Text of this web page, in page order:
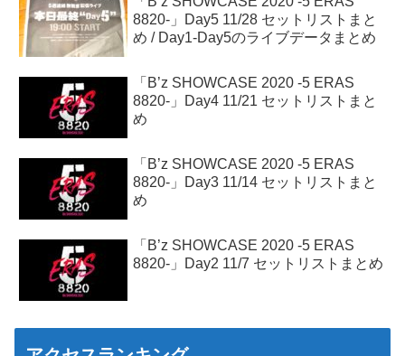
8820-」Day5 11/28 セットリストまと
め / Day1-Day5のライブデータまとめ
「B’z SHOWCASE 2020 -5 ERAS
8820-」Day4 11/21 セットリストまと
め
「B’z SHOWCASE 2020 -5 ERAS
8820-」Day3 11/14 セットリストまと
め
「B’z SHOWCASE 2020 -5 ERAS
8820-」Day2 11/7 セットリストまとめ